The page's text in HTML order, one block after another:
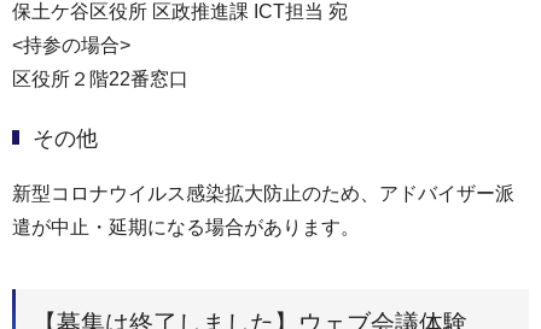
保土ケ谷区役所 区政推進課 ICT担当 宛
<持参の場合>
区役所２階22番窓口
その他
新型コロナウイルス感染拡大防止のため、アドバイザー派
遣が中止・延期になる場合があります。
【募集は終了しました】ウェブ会議体験